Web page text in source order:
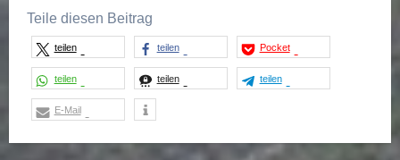
Teile diesen Beitrag
teilen teilen Pocket
teilen teilen teilen
E-Mail